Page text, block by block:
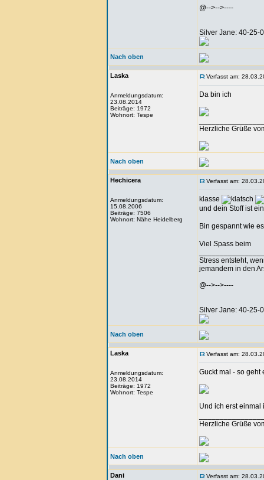
@-->-->----
Silver Jane: 40-25-
Nach oben
Laska
Anmeldungsdatum:
23.08.2014
Beiträge: 1972
Wohnort: Tespe
Verfasst am:
Da bin ich
Herzliche Grüße
Nach oben
Hechicera
Anmeldungsdatum:
15.08.2006
Beiträge: 7506
Wohnort: Nähe Heidelberg
Verfasst am:
klasse
und dein Stoff ist
Bin gespannt wie
Viel Spass beim
Stress entsteht,
jemandem in den
@-->-->----
Silver Jane: 40-25-
Nach oben
Laska
Anmeldungsdatum:
23.08.2014
Beiträge: 1972
Wohnort: Tespe
Verfasst am:
Guckt mal - so geht
Und ich erst
Herzliche Grüße
Nach oben
Dani Verfasst am: